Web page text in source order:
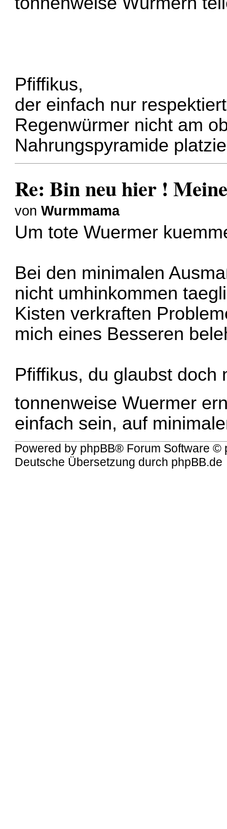
Pfiffikus,
der einfach nur
Regenwürmer nicht am
Nahrungspyramide
Re: Bin neu hier !
vonWurmmama
Um tote Wuermer
Bei den minimalen
nicht umhinkommen
Kisten verkraften
mich eines Besseren
Pfiffikus, du glaubst doch
tonnenweise Wuermer
einfach sein, auf
Powered by phpBB® Forum Software ©
Deutsche Übersetzung durch phpBB.de